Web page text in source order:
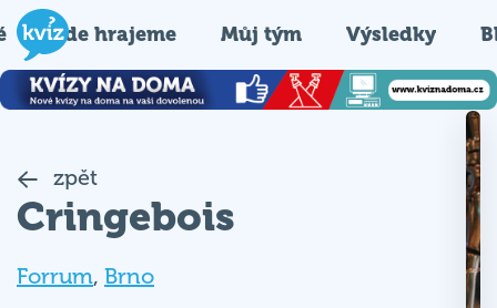
Kde hrajeme Můj tým Výsledky
zpět
Cringebois
Forrum, Brno